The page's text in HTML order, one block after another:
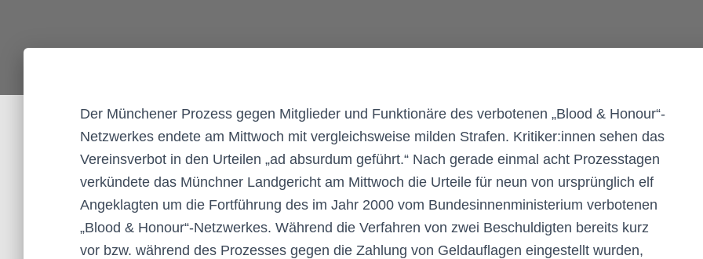
Der Münchener Prozess gegen Mitglieder und Funktionäre des verbotenen „Blood & Honour“-
Netzwerkes endete am Mittwoch mit vergleichsweise milden Strafen. Kritiker:innen sehen das
Vereinsverbot in den Urteilen „ad absurdum geführt.“ Nach gerade einmal acht Prozesstagen
verkündete das Münchner Landgericht am Mittwoch die Urteile für neun von ursprünglich elf
Angeklagten um die Fortführung des im Jahr 2000 vom Bundesinnenministerium verbotenen
„Blood & Honour“-Netzwerkes. Während die Verfahren von zwei Beschuldigten bereits kurz
vor bzw. während des Prozesses gegen die Zahlung von Geldauflagen eingestellt wurden,